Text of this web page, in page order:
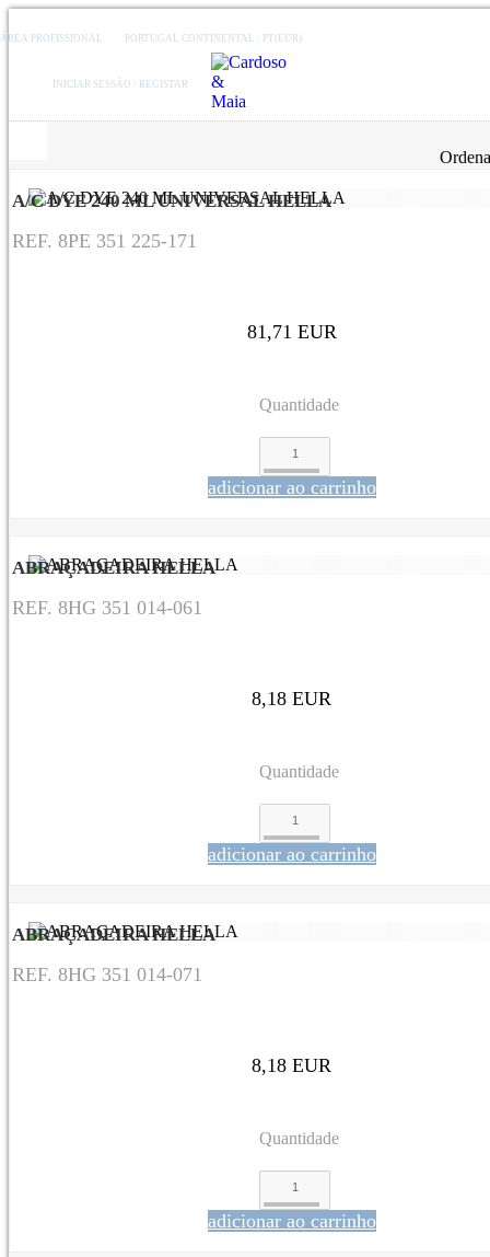
ÁREA PROFISSIONAL PORTUGAL CONTINENTAL / PT(EUR)
INICIAR SESSÃO / REGISTAR
A/C DYE 240 ML UNIVERSAL HELLA
REF. 8PE 351 225-171
81,71 EUR
Quantidade
adicionar ao carrinho
ABRAÇADEIRA HELLA
REF. 8HG 351 014-061
8,18 EUR
Quantidade
adicionar ao carrinho
ABRAÇADEIRA HELLA
REF. 8HG 351 014-071
8,18 EUR
Quantidade
adicionar ao carrinho